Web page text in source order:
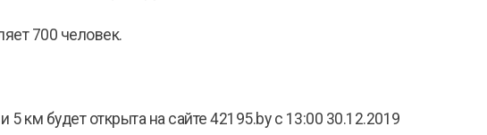
700 человек.
5 км будет открыта на сайте 42195.by с 13:00 30.12.2019